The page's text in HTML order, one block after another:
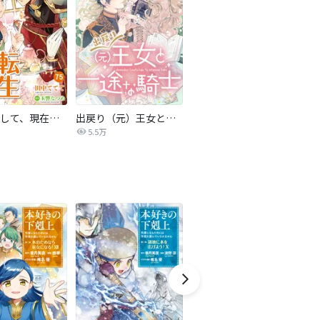
転生しまして、現在は侍女でございます。 出戻り（元）王女と一途な騎士【単話売】
5.5万